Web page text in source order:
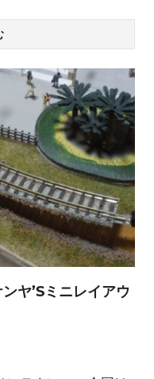
ヤ’Sミニレイアウ